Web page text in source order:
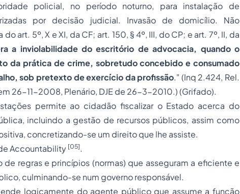
policial, no período noturno, para instalação de
por decisão judicial. Invasão de domicílio. Não
art. 5º, X e XI, da CF; art. 150, § 4º, III, do CP; e art. 7º, II, da
a inviolabilidade do escritório de advocacia, quando o
da prática de crime, sobretudo concebido e consumado
sob pretexto de exercício da profissão." (Inq 2.424, Rel.
26-11-2008, Plenário, DJE de 26-3-2010.) (Grifado).
permite ao cidadão fiscalizar o Estado acerca do
incluindo a gestão de recursos públicos, assim como
concretizando-se um direito que lhe assiste.
Accountability [05].
de regras e princípios (normas) que asseguram a eficiente e
culminando-se num governo responsável.
logicamente do agente público que assume a função